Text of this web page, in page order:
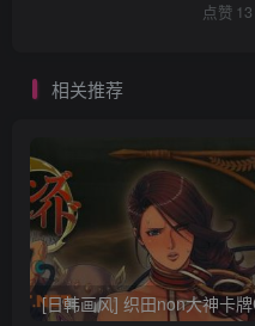
点赞 13
相关推荐